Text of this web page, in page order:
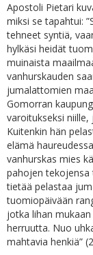
Apostoli Pietari
miksi se tapahtui:
tehneet syntiä,
hylkäsi heidät
muinaista
vanhurskauden
jumalattomien
Gomorran
varoitukseksi
Kuitenkin hän
elämä
vanhurskas mies
pahojen tekojensa
tietää pelastaa
tuomiopäivään
jotka lihan
herruutta. Nuo
mahtavia henkiä”